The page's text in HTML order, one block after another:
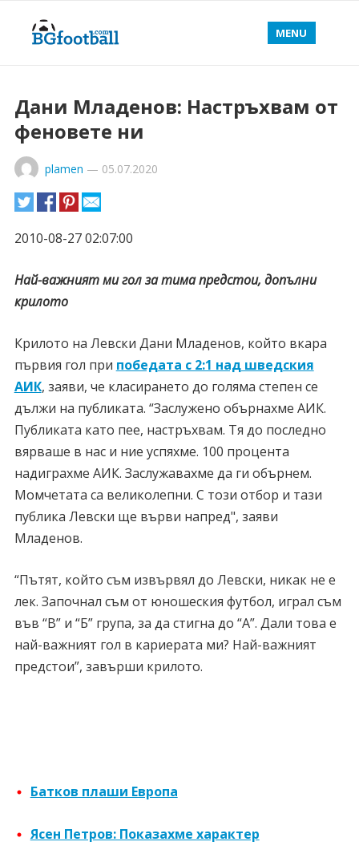
MENU
Дани Младенов: Настръхвам от
феновете ни
plamen — 05.07.2020
2010-08-27 02:07:00
Най-важният ми гол за тима предстои, допълни
крилото
Крилото на Левски Дани Младенов, който вкара
първия гол при победата с 2:1 над шведския
АИК, заяви, че класирането до голяма степен се
дължи на публиката. “Заслужено обърнахме АИК.
Публиката като пее, настръхвам. Тя до последно
вярваше в нас и ние успяхме. 100 процента
надиграхме АИК. Заслужавахме да ги обърнем.
Момчетата са великолепни. С този отбор и тази
публика Левски ще върви напред", заяви
Младенов.
“Пътят, който съм извървял до Левски, никак не е
лек. Започнал съм от юношеския футбол, играл съм
във “В” и “Б” група, за да стигна до “А”. Дали това е
най-важният гол в кариерата ми? Най-важният
предстои”, завърши крилото.
Батков плаши Европа
Ясен Петров: Показахме характер